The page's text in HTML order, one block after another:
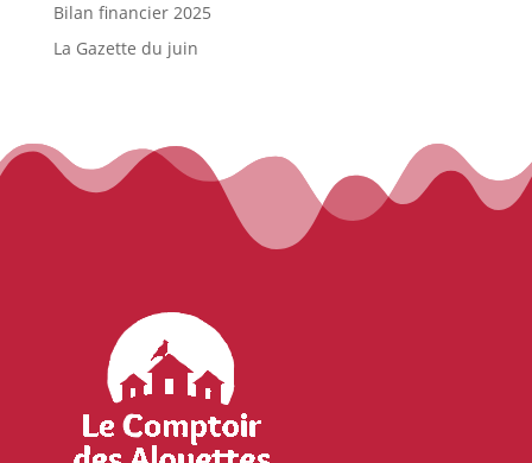
Bilan financier 2025
La Gazette du juin